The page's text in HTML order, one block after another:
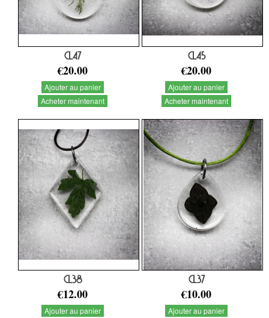
CL47
€20.00
Ajouter au panier
Acheter maintenant
CL45
€20.00
Ajouter au panier
Acheter maintenant
CL38
€12.00
Ajouter au panier
CL37
€10.00
Ajouter au panier